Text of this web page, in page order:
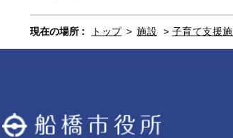
現在の場所 : トップ > 施設 > 子育て支援